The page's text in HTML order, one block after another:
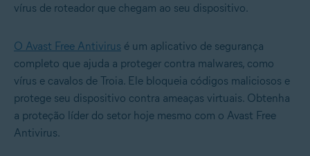
vírus de roteador que chegam ao seu dispositivo.
O Avast Free Antivirus é um aplicativo de segurança
completo que ajuda a proteger contra malwares, como
vírus e cavalos de Troia. Ele bloqueia códigos maliciosos e
protege seu dispositivo contra ameaças virtuais. Obtenha
a proteção líder do setor hoje mesmo com o Avast Free
Antivirus.